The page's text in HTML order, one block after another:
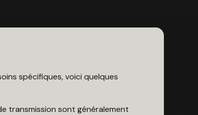
spécifiques, voici quelques
transmission sont généralement